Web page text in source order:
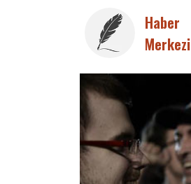
Haber
Merkezi